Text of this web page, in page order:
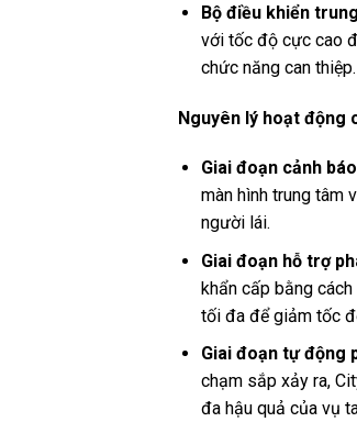
Bộ điều khiển
với tốc độ cực cao
chức năng can thiệp.
Nguyên lý hoạt động
Giai đoạn cảnh
màn hình trung tâm
người lái.
Giai đoạn hỗ trợ
khẩn cấp bằng
tối đa để giảm tốc
Giai đoạn tự động
chạm sắp xảy ra,
đa hậu quả của vụ